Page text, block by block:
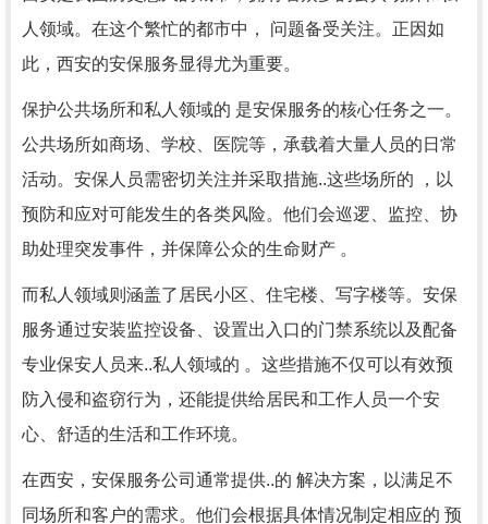
人领域。在这个繁忙的都市中， 问题备受关注。正因如
此，西安的安保服务显得尤为重要。
保护公共场所和私人领域的 是安保服务的核心任务之一。
公共场所如商场、学校、医院等，承载着大量人员的日常
活动。安保人员需密切关注并采取措施..这些场所的 ，以
预防和应对可能发生的各类风险。他们会巡逻、监控、协
助处理突发事件，并保障公众的生命财产 。
而私人领域则涵盖了居民小区、住宅楼、写字楼等。安保
服务通过安装监控设备、设置出入口的门禁系统以及配备
专业保安人员来..私人领域的 。这些措施不仅可以有效预
防入侵和盗窃行为，还能提供给居民和工作人员一个安
心、舒适的生活和工作环境。
在西安，安保服务公司通常提供..的 解决方案，以满足不
同场所和客户的需求。他们会根据具体情况制定相应的 预